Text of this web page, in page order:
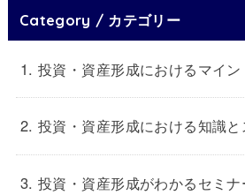
Category / カテゴリー
1. 投資・資産形成におけるマイン
2. 投資・資産形成における知識
3. 投資・資産形成がわかるセミ